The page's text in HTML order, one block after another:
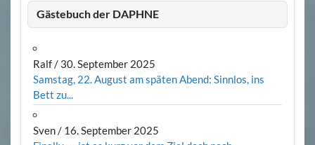
Gästebuch der DAPHNE
Ralf/ 30. September 2025
Samstag, 22. August am späten Abend: Sinnlos, ins
Bett zu...
Sven/ 16. September 2025